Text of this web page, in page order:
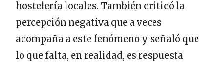
hostelería locales. También criticó la
percepción negativa que a veces
acompaña a este fenómeno y señaló que
lo que falta, en realidad, es respuesta